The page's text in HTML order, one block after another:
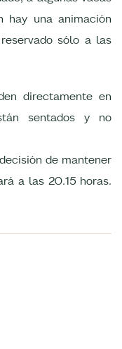
hay una animación
sólo a las
directamente en
sentados y no
de mantener
a las 20.15 horas.